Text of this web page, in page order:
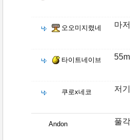
오오미지렸네 마
타이트네이브
쿠로x네코 저
Andon 풀